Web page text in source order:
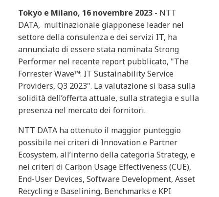
Tokyo e Milano, 16 novembre 2023 - NTT
DATA, multinazionale giapponese leader nel
settore della consulenza e dei servizi IT, ha
annunciato di essere stata nominata Strong
Performer nel recente report pubblicato, "The
Forrester Wave™: IT Sustainability Service
Providers, Q3 2023". La valutazione si basa sulla
solidità dell’offerta attuale, sulla strategia e sulla
presenza nel mercato dei fornitori.
NTT DATA ha ottenuto il maggior punteggio
possibile nei criteri di Innovation e Partner
Ecosystem, all’interno della categoria Strategy, e
nei criteri di Carbon Usage Effectiveness (CUE),
End-User Devices, Software Development, Asset
Recycling e Baselining, Benchmarks e KPI